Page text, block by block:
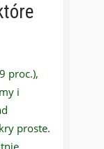
proc.),
i
proste.